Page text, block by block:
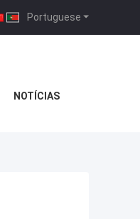
Portuguese
NOTÍCIAS